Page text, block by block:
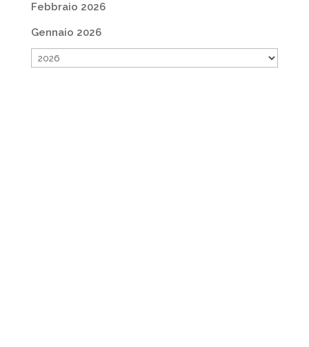
Febbraio 2026
Gennaio 2026